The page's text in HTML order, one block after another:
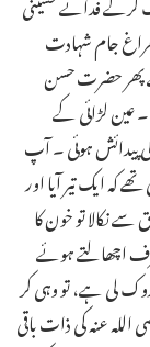
جام شہادت
پھر حضرت حسن
عین لڑائی کے
پیدائش ہوئی ۔ آپ
کہ ایک تیر آیا اور
نکالا تو خون کا
اچھالتے ہوئے
لی ہے، تو وہی کر
عنہ کی ذات باقی